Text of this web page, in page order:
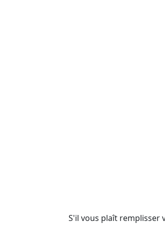
S'il vous plaît remplisser